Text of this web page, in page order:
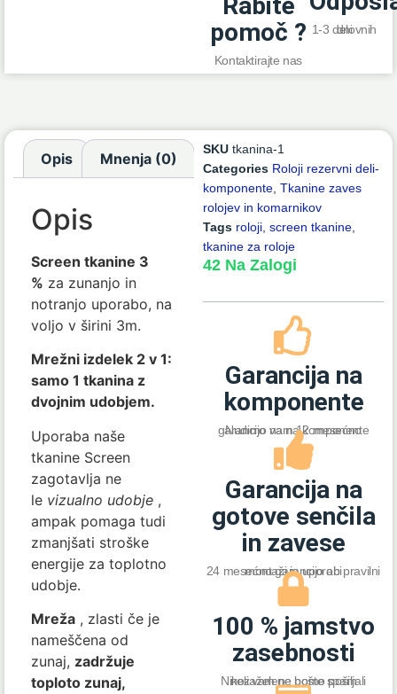
Rabite
pomoč ?
Kontaktirajte nas
1-3 delovnih dni
Opis Mnenja (0)
Opis
Screen tkanine 3
% za zunanjo in
notranjo uporabo, na
voljo v širini 3m.
Mrežni izdelek 2 v 1:
samo 1 tkanina z
dvojnim udobjem.
Uporaba naše
tkanine Screen
zagotavlja ne
le vizualno udobje ,
ampak pomaga tudi
zmanjšati stroške
energije za toplotno
udobje.
Mreža , zlasti če je
nameščena od
zunaj, zadržuje
toploto zunaj,
SKU tkanina-1
Categories Roloji rezervni deli-
komponente, Tkanine zaves
rolojev in komarnikov
Tags roloji, screen tkanine,
tkanine za roloje
42 Na Zalogi
Garancija na
komponente
Nudimo vam 12 mesećno garancijo na na komponente
Garancija na
gotove senčila
in zavese
24 mesećno garancijo ob pravilni montaži in uporabi
100 % jamstvo
zasebnosti
Nikoli vam ne bomo pošiljali nezaželene pošte spam